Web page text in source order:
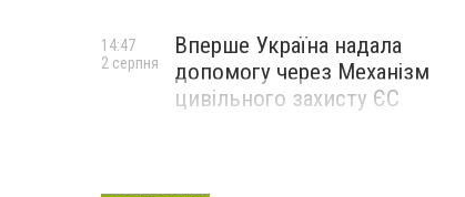
Вперше Україна надала
допомогу через Механізм
цивільного захисту ЄС
14:47
2 серпня